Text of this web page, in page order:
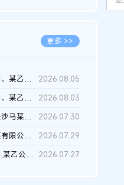
更多 >>
某甲公司、某乙公司、某丙公司申请诉前行为保全复议裁定书
2026.08.05
某甲公司、某乙公司、官某与某丙公司专利申请权权属纠纷 二审判决...
2026.08.03
谭某与长沙马某堆农产品股份有限公司滥用市场支配地位纠纷二审裁...
2026.07.30
杭州华某有限公司与菲某有限公司侵害发明专利权纠纷
2026.07.29
某甲公司,某乙公司,某门市部,某丙公司植物新品种临时保护期使用费... 2026.07.27